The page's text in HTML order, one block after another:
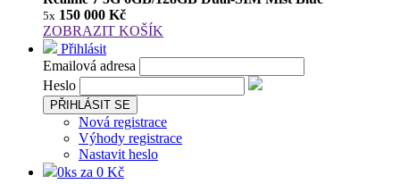
5x 150 000 Kč
ZOBRAZIT KOŠÍK
Přihlásit
Emailová adresa
Heslo
PŘIHLÁSIT SE
Nová registrace
Výhody registrace
Nastavit heslo
0ks za 0 Kč